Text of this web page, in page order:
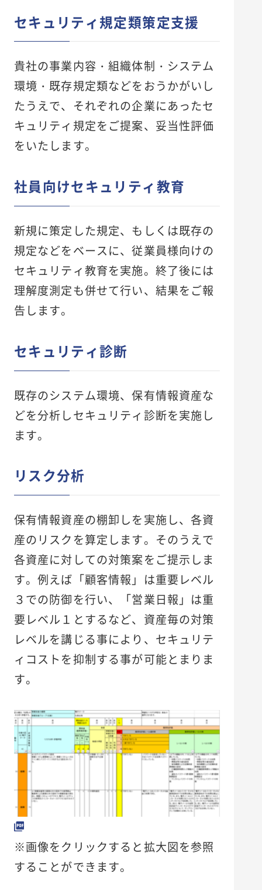
セキュリティ規定類策定支援
貴社の事業内容・組織体制・システム
環境・既存規定類などをおうかがいし
たうえで、それぞれの企業にあったセ
キュリティ規定をご提案、妥当性評価
をいたします。
社員向けセキュリティ教育
新規に策定した規定、もしくは既存の
規定などをベースに、従業員様向けの
セキュリティ教育を実施。終了後には
理解度測定も併せて行い、結果をご報
告します。
セキュリティ診断
既存のシステム環境、保有情報資産な
どを分析しセキュリティ診断を実施し
ます。
リスク分析
保有情報資産の棚卸しを実施し、各資
産のリスクを算定します。そのうえで
各資産に対しての対策案をご提示しま
す。例えば「顧客情報」は重要レベル
３での防御を行い、「営業日報」は重
要レベル１とするなど、資産毎の対策
レベルを講じる事により、セキュリテ
ィコストを抑制する事が可能とまりま
す。
※画像をクリックすると拡大図を参照
することができます。